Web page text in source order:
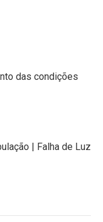
das condições
| Falha de Luz